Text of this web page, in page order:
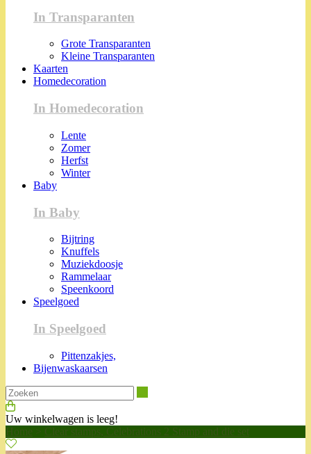
In Transparanten
Grote Transparanten
Kleine Transparanten
Kaarten
Homedecoration
In Homedecoration
Lente
Zomer
Herfst
Winter
Baby
In Baby
Bijtring
Knuffels
Muziekdoosje
Rammelaar
Speenkoord
Speelgoed
In Speelgoed
Pittenzakjes,
Bijenwaskaarsen
Uw winkelwagen is leeg!
Home
Clear stamps, Celebrations 2 Stamp and die set